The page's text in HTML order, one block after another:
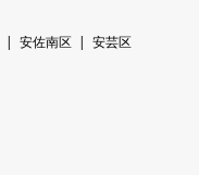
安佐南区
安芸区